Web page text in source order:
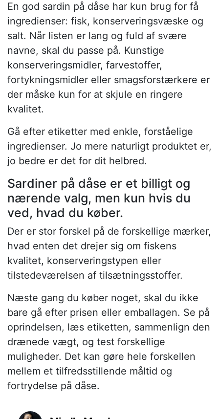
En god sardin på dåse har kun brug for få
ingredienser: fisk, konserveringsvæske og
salt. Når listen er lang og fuld af svære
navne, skal du passe på. Kunstige
konserveringsmidler, farvestoffer,
fortykningsmidler eller smagsforstærkere er
der måske kun for at skjule en ringere
kvalitet.
Gå efter etiketter med enkle, forståelige
ingredienser. Jo mere naturligt produktet er,
jo bedre er det for dit helbred.
Sardiner på dåse er et billigt og
nærende valg, men kun hvis du
ved, hvad du køber.
Der er stor forskel på de forskellige mærker,
hvad enten det drejer sig om fiskens
kvalitet, konserveringstypen eller
tilstedeværelsen af tilsætningsstoffer.
Næste gang du køber noget, skal du ikke
bare gå efter prisen eller emballagen. Se på
oprindelsen, læs etiketten, sammenlign den
drænede vægt, og test forskellige
muligheder. Det kan gøre hele forskellen
mellem et tilfredsstillende måltid og
fortrydelse på dåse.